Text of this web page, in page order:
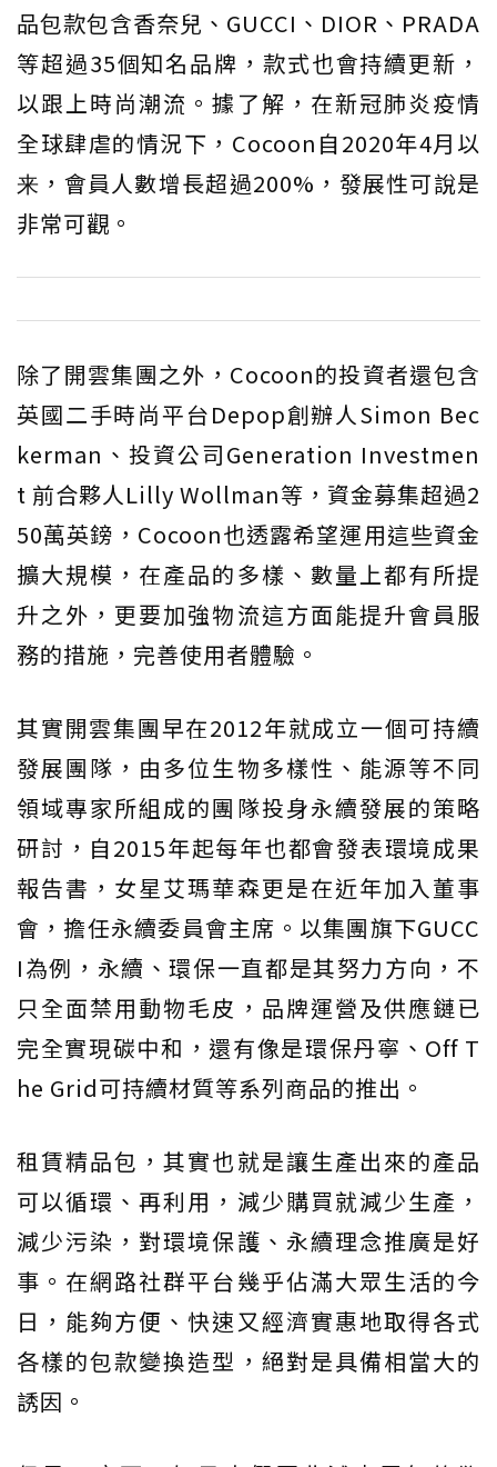
品包款包含香奈兒、GUCCI、DIOR、PRADA
等超過35個知名品牌，款式也會持續更新，
以跟上時尚潮流。據了解，在新冠肺炎疫情
全球肆虐的情況下，Cocoon自2020年4月以
来，會員人數增長超過200%，發展性可說是
非常可觀。
除了開雲集團之外，Cocoon的投資者還包含
英國二手時尚平台Depop創辦人Simon Bec
kerman、投資公司Generation Investmen
t 前合夥人Lilly Wollman等，資金募集超過2
50萬英鎊，Cocoon也透露希望運用這些資金
擴大規模，在產品的多樣、數量上都有所提
升之外，更要加強物流這方面能提升會員服
務的措施，完善使用者體驗。
其實開雲集團早在2012年就成立一個可持續
發展團隊，由多位生物多樣性、能源等不同
領域專家所組成的團隊投身永續發展的策略
研討，自2015年起每年也都會發表環境成果
報告書，女星艾瑪華森更是在近年加入董事
會，擔任永續委員會主席。以集團旗下GUCC
I為例，永續、環保一直都是其努力方向，不
只全面禁用動物毛皮，品牌運營及供應鏈已
完全實現碳中和，還有像是環保丹寧、Off T
he Grid可持續材質等系列商品的推出。
租賃精品包，其實也就是讓生產出來的產品
可以循環、再利用，減少購買就減少生產，
減少污染，對環境保護、永續理念推廣是好
事。在網路社群平台幾乎佔滿大眾生活的今
日，能夠方便、快速又經濟實惠地取得各式
各樣的包款變換造型，絕對是具備相當大的
誘因。